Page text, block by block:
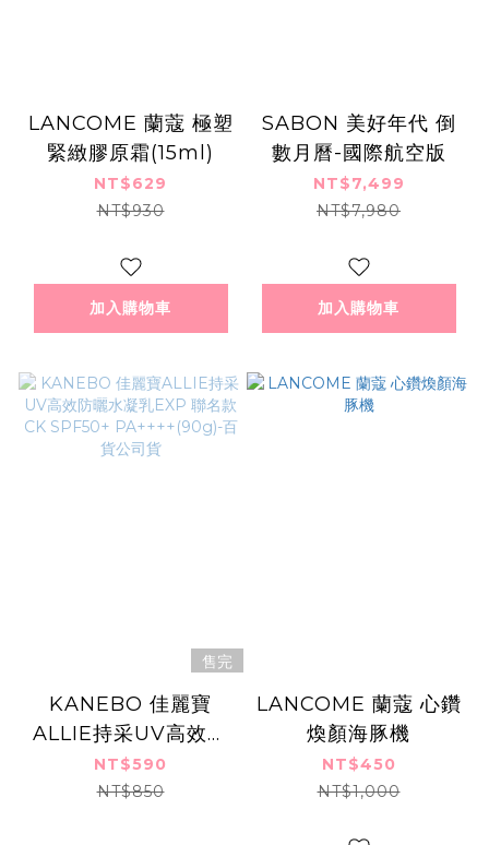
LANCOME 蘭蔻 極塑
緊緻膠原霜(15ml)
NT$629
NT$930
加入購物車
SABON 美好年代 倒
數月曆-國際航空版
NT$7,499
NT$7,980
加入購物車
售完
KANEBO 佳麗寶
ALLIE持采UV高效防
曬水凝乳EXP 聯名款
CK SPF50+ PA++++
NT$590
NT$850
LANCOME 蘭蔻 心鑽
煥顏海豚機
NT$450
NT$1,000